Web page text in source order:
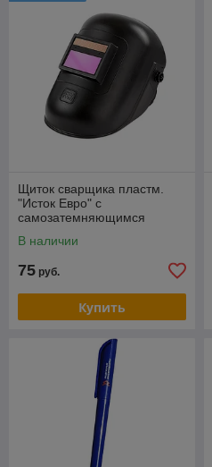
Щиток сварщика пластм.
"Исток Евро" с
самозатемняющимся
В наличии
75 руб.
Купить